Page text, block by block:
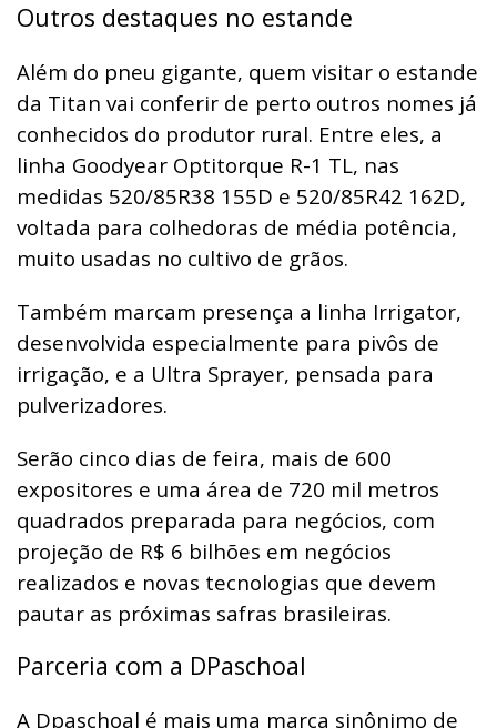
Outros destaques no estande
Além do pneu gigante, quem visitar o estande
da Titan vai conferir de perto outros nomes já
conhecidos do produtor rural. Entre eles, a
linha Goodyear Optitorque R-1 TL, nas
medidas 520/85R38 155D e 520/85R42 162D,
voltada para colhedoras de média potência,
muito usadas no cultivo de grãos.
Também marcam presença a linha Irrigator,
desenvolvida especialmente para pivôs de
irrigação, e a Ultra Sprayer, pensada para
pulverizadores.
Serão cinco dias de feira, mais de 600
expositores e uma área de 720 mil metros
quadrados preparada para negócios, com
projeção de R$ 6 bilhões em negócios
realizados e novas tecnologias que devem
pautar as próximas safras brasileiras.
Parceria com a DPaschoal
A Dpaschoal é mais uma marca sinônimo de